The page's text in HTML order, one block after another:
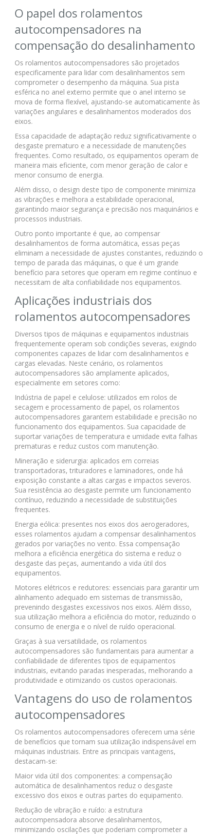
O papel dos rolamentos
autocompensadores na
compensação do desalinhamento
Os rolamentos autocompensadores são projetados
especificamente para lidar com desalinhamentos sem
comprometer o desempenho da máquina. Sua pista
esférica no anel externo permite que o anel interno se
mova de forma flexível, ajustando-se automaticamente às
variações angulares e desalinhamentos moderados dos
eixos.
Essa capacidade de adaptação reduz significativamente o
desgaste prematuro e a necessidade de manutenções
frequentes. Como resultado, os equipamentos operam de
maneira mais eficiente, com menor geração de calor e
menor consumo de energia.
Além disso, o design deste tipo de componente minimiza
as vibrações e melhora a estabilidade operacional,
garantindo maior segurança e precisão nos maquinários e
processos industriais.
Outro ponto importante é que, ao compensar
desalinhamentos de forma automática, essas peças
eliminam a necessidade de ajustes constantes, reduzindo o
tempo de parada das máquinas, o que é um grande
benefício para setores que operam em regime contínuo e
necessitam de alta confiabilidade nos equipamentos.
Aplicações industriais dos
rolamentos autocompensadores
Diversos tipos de máquinas e equipamentos industriais
frequentemente operam sob condições severas, exigindo
componentes capazes de lidar com desalinhamentos e
cargas elevadas. Neste cenário, os rolamentos
autocompensadores são amplamente aplicados,
especialmente em setores como:
Indústria de papel e celulose: utilizados em rolos de
secagem e processamento de papel, os rolamentos
autocompensadores garantem estabilidade e precisão no
funcionamento dos equipamentos. Sua capacidade de
suportar variações de temperatura e umidade evita falhas
prematuras e reduz custos com manutenção.
Mineração e siderurgia: aplicados em correias
transportadoras, trituradores e laminadores, onde há
exposição constante a altas cargas e impactos severos.
Sua resistência ao desgaste permite um funcionamento
contínuo, reduzindo a necessidade de substituições
frequentes.
Energia eólica: presentes nos eixos dos aerogeradores,
esses rolamentos ajudam a compensar desalinhamentos
gerados por variações no vento. Essa compensação
melhora a eficiência energética do sistema e reduz o
desgaste das peças, aumentando a vida útil dos
equipamentos.
Motores elétricos e redutores: essenciais para garantir um
alinhamento adequado em sistemas de transmissão,
prevenindo desgastes excessivos nos eixos. Além disso,
sua utilização melhora a eficiência do motor, reduzindo o
consumo de energia e o nível de ruído operacional.
Graças à sua versatilidade, os rolamentos
autocompensadores são fundamentais para aumentar a
confiabilidade de diferentes tipos de equipamentos
industriais, evitando paradas inesperadas, melhorando a
produtividade e otimizando os custos operacionais.
Vantagens do uso de rolamentos
autocompensadores
Os rolamentos autocompensadores oferecem uma série
de benefícios que tornam sua utilização indispensável em
máquinas industriais. Entre as principais vantagens,
destacam-se:
Maior vida útil dos componentes: a compensação
automática de desalinhamentos reduz o desgaste
excessivo dos eixos e outras partes do equipamento.
Redução de vibração e ruído: a estrutura
autocompensadora absorve desalinhamentos,
minimizando oscilações que poderiam comprometer a